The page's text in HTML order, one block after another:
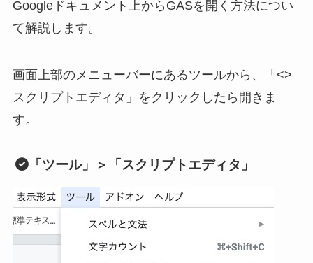
Googleドキュメント上からGASを開く方法につい
て解説します。
画面上部のメニューバーにあるツールから、「<>
スクリプトエディタ」をクリックしたら開きま
す。
「ツール」＞「スクリプトエディタ」